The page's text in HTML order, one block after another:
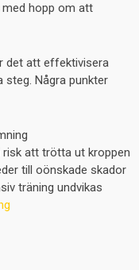
med hopp om att
det att effektivisera
steg. Några punkter
att trötta ut kroppen
till oönskade skador
träning undvikas